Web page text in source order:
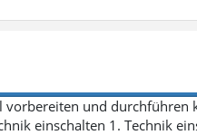
vorbereiten und durchführen
einschalten 1. Technik